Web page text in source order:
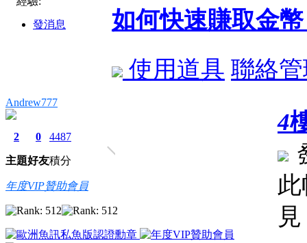
發消息
如何快速賺取金
使用道具 聯絡
Andrew777
2
主題
0
好友
4487
積分
年度VIP贊助會員
4
見